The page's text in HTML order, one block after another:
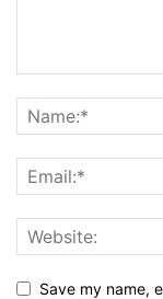
Save my name,